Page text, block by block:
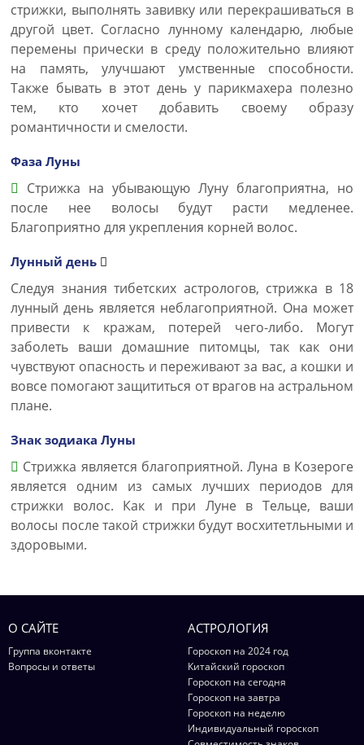
стрижки, выполнять завивку или перекрашиваться в
другой цвет. Согласно лунному календарю, любые
перемены прически в среду положительно влияют
на память, улучшают умственные способности.
Также бывать в этот день у парикмахера полезно
тем, кто хочет добавить своему образу
романтичности и смелости.
Фаза Луны
Стрижка на убывающую Луну благоприятна, но
после нее волосы будут расти медленее.
Благоприятно для укрепления корней волос.
Лунный день
Следуя знания тибетских астрологов, стрижка в 18
лунный день является неблагоприятной. Она может
привести к кражам, потерей чего-либо. Могут
заболеть ваши домашние питомцы, так как они
чувствуют опасность и переживают за вас, а кошки и
вовсе помогают защититься от врагов на астральном
плане.
Знак зодиака Луны
Стрижка является благоприятной. Луна в Козероге
является одним из самых лучших периодов для
стрижки волос. Как и при Луне в Тельце, ваши
волосы после такой стрижки будут восхитетльными и
здоровыми.
О САЙТЕ
Группа вконтакте
Вопросы и ответы
АСТРОЛОГИЯ
Гороскоп на 2024 год
Китайский гороскоп
Гороскоп на сегодня
Гороскоп на завтра
Гороскоп на неделю
Индивидуальный гороскоп